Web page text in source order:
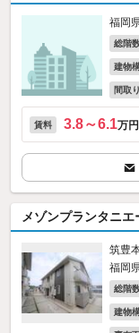
福岡
総階
建物
間取り
賃料 3.8～6.1万円
メゾンプランタニエ
筑豊
福岡
総階
建物